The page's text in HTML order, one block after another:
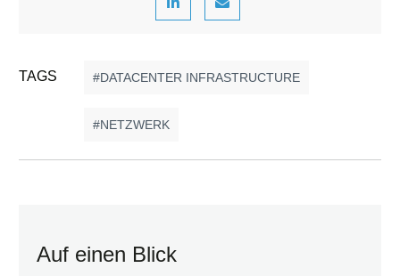
TAGS DATACENTER INFRASTRUCTURE
NETZWERK
Auf einen Blick